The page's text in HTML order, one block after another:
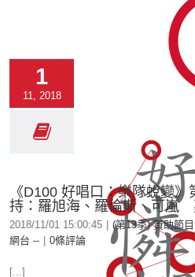
1
11, 2018
《D100 好唱口：樂隊蛻變
持：羅旭海、羅倫斯、可嵐
2018/11/01 15:00:45 (第13季) 贊助節
網台 --
0條評論
[...]